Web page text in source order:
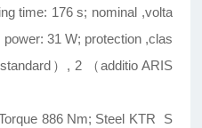
time: 176 s; nominal ,volta
31 W; protection ,clas
）, 2 （additio ARIS
886 Nm; Steel KTR S